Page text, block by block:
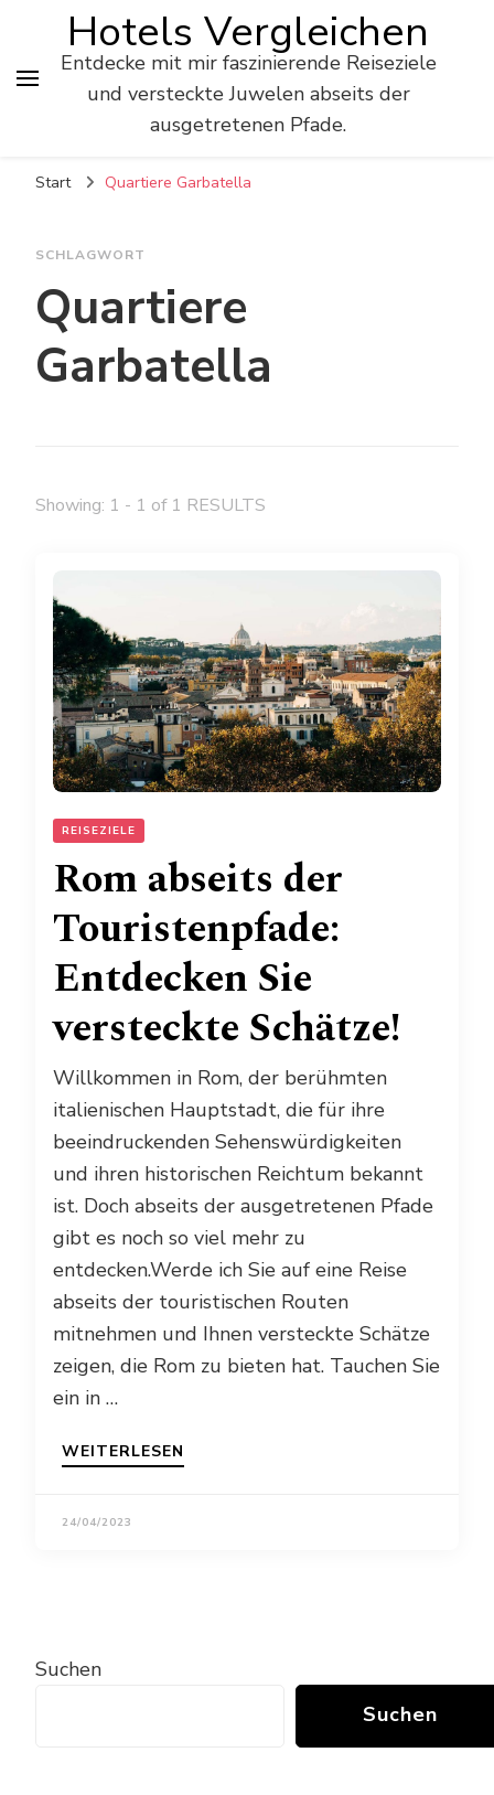
Hotels Vergleichen
Entdecke mit mir faszinierende Reiseziele
und versteckte Juwelen abseits der
ausgetretenen Pfade.
Start Quartiere Garbatella
SCHLAGWORT
Quartiere
Garbatella
Showing: 1 - 1 of 1 RESULTS
REISEZIELE
Rom abseits der
Touristenpfade:
Entdecken Sie
versteckte Schätze!
Willkommen in Rom, der berühmten
italienischen Hauptstadt, die für ihre
beeindruckenden Sehenswürdigkeiten
und ihren historischen Reichtum bekannt
ist. Doch abseits der ausgetretenen Pfade
gibt es noch so viel mehr zu
entdecken.Werde ich Sie auf eine Reise
abseits der touristischen Routen
mitnehmen und Ihnen versteckte Schätze
zeigen, die Rom zu bieten hat. Tauchen Sie
ein in …
WEITERLESEN
24/04/2023
Suchen
Suchen